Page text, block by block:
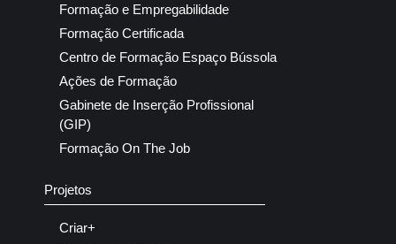
Formação e Empregabilidade
Formação Certificada
Centro de Formação Espaço Bússola
Ações de Formação
Gabinete de Inserção Profissional
(GIP)
Formação On The Job
Projetos
Criar+